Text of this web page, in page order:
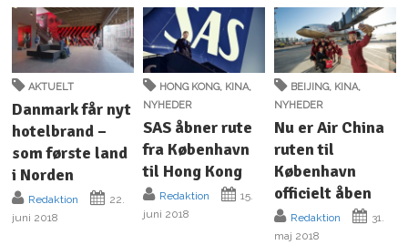
AKTUELT
Danmark får nyt
hotelbrand –
som første land
i Norden
Redaktion
22.
juni 2018
HONG KONG, KINA,
NYHEDER
SAS åbner rute
fra København
til Hong Kong
Redaktion
15.
juni 2018
BEIJING, KINA,
NYHEDER
Nu er Air China
ruten til
København
officielt åben
Redaktion
31.
maj 2018